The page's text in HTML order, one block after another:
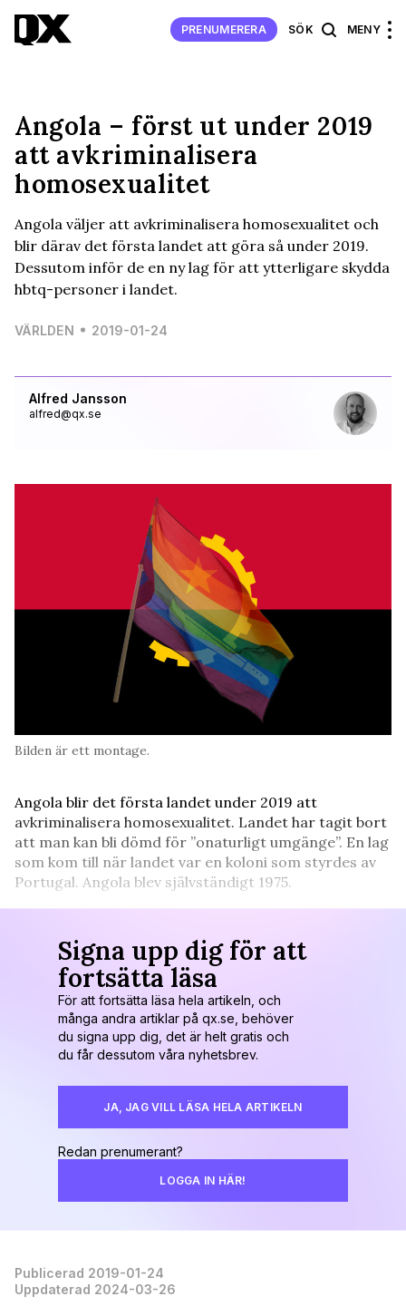
PRENUMERERA SÖK MENY
Alfred Jansson
alfred@qx.se
Angola – först ut under 2019
att avkriminalisera
homosexualitet
Angola väljer att avkriminalisera homosexualitet och
blir därav det första landet att göra så under 2019.
Dessutom inför de en ny lag för att ytterligare skydda
hbtq-personer i landet.
VÄRLDEN 2019-01-24
Bilden är ett montage.
Angola blir det första landet under 2019 att
avkriminalisera homosexualitet. Landet har tagit bort
att man kan bli dömd för ”onaturligt umgänge”. En lag
som kom till när landet var en koloni som styrdes av
Portugal. Angola blev självständigt 1975.
Signa upp dig för att
fortsätta läsa
För att fortsätta läsa hela artikeln, och
många andra artiklar på qx.se, behöver
du signa upp dig, det är helt gratis och
du får dessutom våra nyhetsbrev.
JA, JAG VILL LÄSA HELA ARTIKELN
Redan prenumerant?
LOGGA IN HÄR!
Publicerad 2019-01-24
Uppdaterad 2024-03-26